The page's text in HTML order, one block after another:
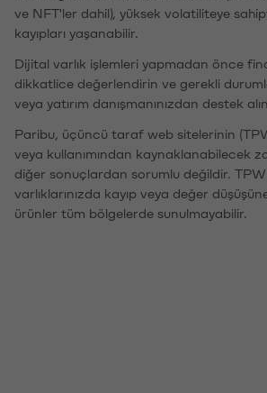
ve NFT'ler dahil), yüksek volatiliteye
kayıpları yaşanabilir.
Dijital varlık işlemleri yapmadan önce
dikkatlice değerlendirin ve gerekli
veya yatırım danışmanınızdan destek alın.
Paribu, üçüncü taraf web sitelerinin
veya kullanımından kaynaklanabilecek
diğer sonuçlardan sorumlu değildir. TPW
varlıklarınızda kayıp veya değer
ürünler tüm bölgelerde sunulmayabilir.